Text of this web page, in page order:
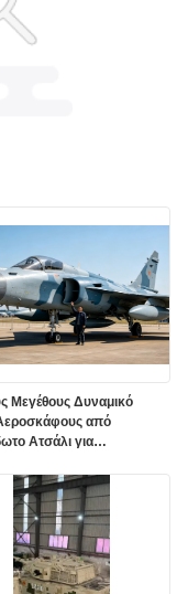
Μεγέθους Δυναμικό
από
Ατσάλι για